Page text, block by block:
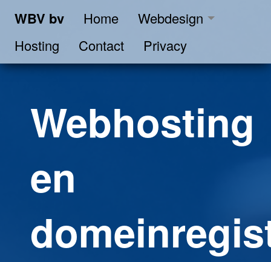
WBV bv Home
Webdesign
Hosting
Contact Privacy
Webhosting
en